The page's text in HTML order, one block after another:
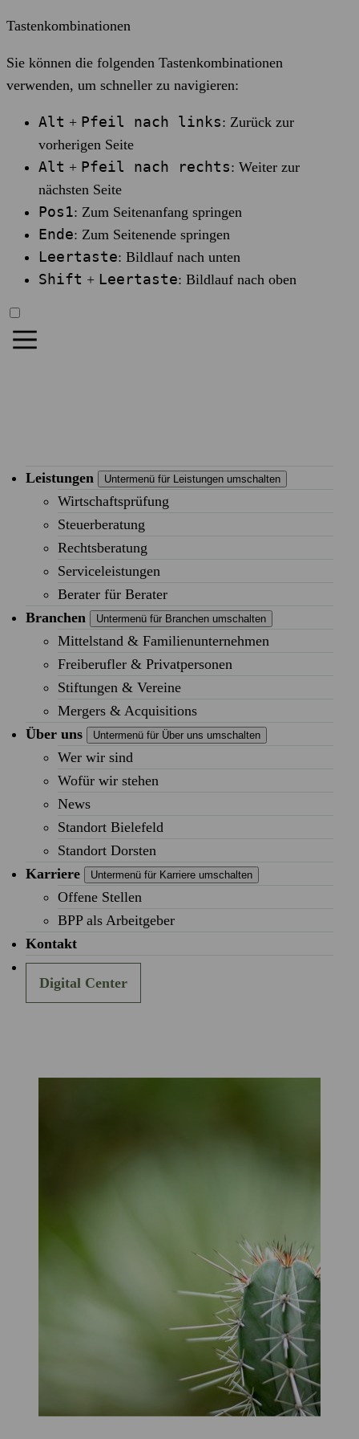
Tastenkombinationen
Sie können die folgenden Tastenkombinationen
verwenden, um schneller zu navigieren:
Alt + Pfeil nach links: Zurück zur
vorherigen Seite
Alt + Pfeil nach rechts: Weiter zur
nächsten Seite
Pos1: Zum Seitenanfang springen
Ende: Zum Seitenende springen
Leertaste: Bildlauf nach unten
Shift + Leertaste: Bildlauf nach oben
Leistungen Untermenü für Leistungen umschalten
Wirtschaftsprüfung
Steuerberatung
Rechtsberatung
Serviceleistungen
Berater für Berater
Branchen
Untermenü für Branchen umschalten
Mittelstand & Familienunternehmen
Freiberufler & Privatpersonen
Stiftungen & Vereine
Mergers & Acquisitions
Über uns
Untermenü für Über uns umschalten
Wer wir sind
Wofür wir stehen
News
Standort Bielefeld
Standort Dorsten
Karriere
Untermenü für Karriere umschalten
Offene Stellen
BPP als Arbeitgeber
Kontakt
Digital Center